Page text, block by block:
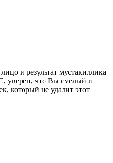
и результат мустакиллика
уверен, что Вы смелый и
который не удалит этот